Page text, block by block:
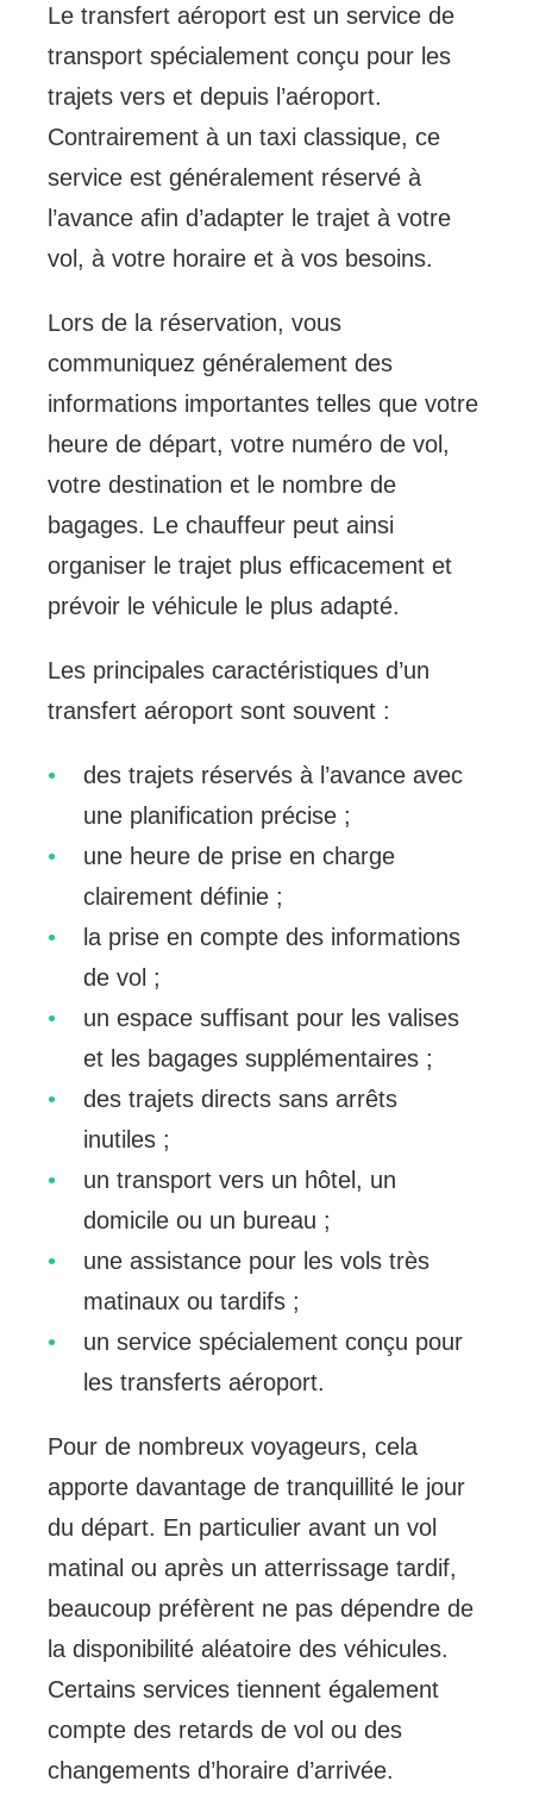
Le transfert aéroport est un service de
transport spécialement conçu pour les
trajets vers et depuis l’aéroport.
Contrairement à un taxi classique, ce
service est généralement réservé à
l’avance afin d’adapter le trajet à votre
vol, à votre horaire et à vos besoins.
Lors de la réservation, vous
communiquez généralement des
informations importantes telles que votre
heure de départ, votre numéro de vol,
votre destination et le nombre de
bagages. Le chauffeur peut ainsi
organiser le trajet plus efficacement et
prévoir le véhicule le plus adapté.
Les principales caractéristiques d’un
transfert aéroport sont souvent :
des trajets réservés à l’avance avec
une planification précise ;
une heure de prise en charge
clairement définie ;
la prise en compte des informations
de vol ;
un espace suffisant pour les valises
et les bagages supplémentaires ;
des trajets directs sans arrêts
inutiles ;
un transport vers un hôtel, un
domicile ou un bureau ;
une assistance pour les vols très
matinaux ou tardifs ;
un service spécialement conçu pour
les transferts aéroport.
Pour de nombreux voyageurs, cela
apporte davantage de tranquillité le jour
du départ. En particulier avant un vol
matinal ou après un atterrissage tardif,
beaucoup préfèrent ne pas dépendre de
la disponibilité aléatoire des véhicules.
Certains services tiennent également
compte des retards de vol ou des
changements d’horaire d’arrivée.